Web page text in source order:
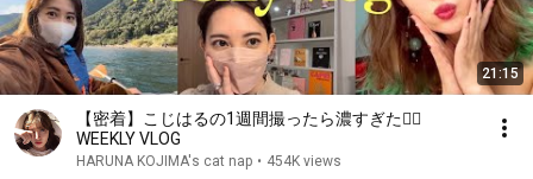
21:15
【密着】こじはるの1週間撮ったら濃すぎた❤️‍🔥
WEEKLY VLOG
HARUNA KOJIMA's cat nap • 454K views